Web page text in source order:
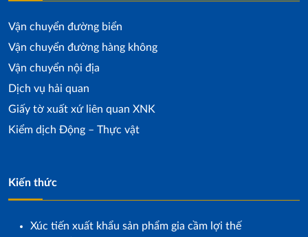
Vận chuyển đường biển
Vận chuyển đường hàng không
Vận chuyển nội địa
Dịch vụ hải quan
Giấy tờ xuất xứ liên quan XNK
Kiểm dịch Động – Thực vật
Kiến thức
Xúc tiến xuất khẩu sản phẩm gia cầm lợi thế